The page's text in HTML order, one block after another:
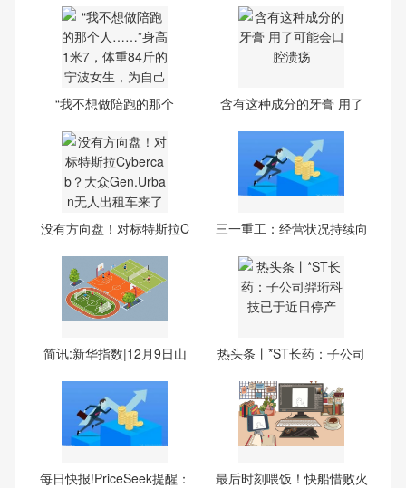
“我不想做陪跑的那个
含有这种成分的牙膏 用了
没有方向盘！对标特斯拉C
三一重工：经营状况持续向
简讯:新华指数|12月9日山
热头条丨*ST长药：子公司
每日快报!PriceSeek提醒：
最后时刻喂饭！快船惜败火